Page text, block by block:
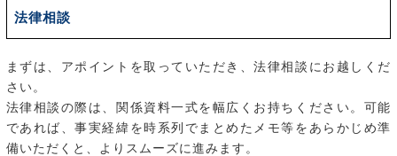
法律相談
まずは、アポイントを取っていただき、法律相談にお越しくだ
さい。
法律相談の際は、関係資料一式を幅広くお持ちください。可能
であれば、事実経緯を時系列でまとめたメモ等をあらかじめ準
備いただくと、よりスムーズに進みます。